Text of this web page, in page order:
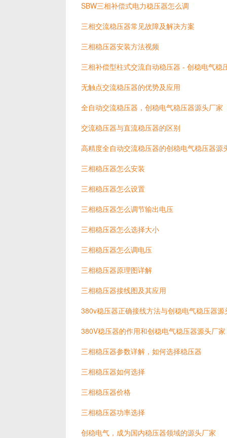
SBW三相补偿式电力稳压器怎么调
三相交流稳压器常见故障及解决方案
三相稳压器安装方法视频
三相补偿型柱式交流自动稳压器 - 创稳电气稳
无触点交流稳压器的优势及应用
全自动交流稳压器，创稳电气稳压器源头厂家
交流稳压器与直流稳压器的区别
高精度全自动交流稳压器的创稳电气稳压器源
三相稳压器怎么安装
三相稳压器怎么设置
三相稳压器怎么调节输出电压
三相稳压器怎么选择大小
三相稳压器怎么调电压
三相稳压器原理图详解
三相稳压器接线图及其应用
380v稳压器正确接线方法与创稳电气稳压器源
380V稳压器的作用和创稳电气稳压器源头厂家
三相稳压器参数详解，如何选择稳压器
三相稳压器如何选择
三相稳压器价格
三相稳压器功率选择
创稳电气，成为国内稳压器领域的源头厂家